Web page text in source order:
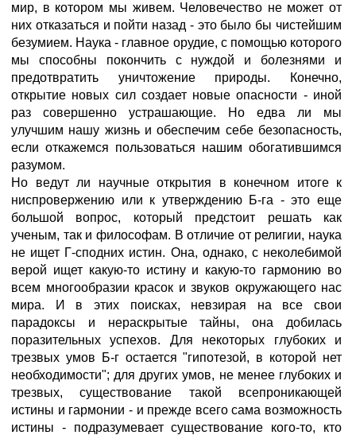
мир, в котором мы живем. Человечество не может от
них отказаться и пойти назад - это было бы чистейшим
безумием. Наука - главное орудие, с помощью которого
мы способны покончить с нуждой и болезнями и
предотвратить уничтожение природы. Конечно,
открытие новых сил создает новые опасности - иной
раз совершенно устрашающие. Но едва ли мы
улучшим нашу жизнь и обеспечим себе безопасность,
если откажемся пользоваться нашим обогатившимся
разумом.
Но ведут ли научные открытия в конечном итоге к
ниспровержению или к утверждению Б-га - это еще
большой вопрос, который предстоит решать как
ученым, так и философам. В отличие от религии, наука
не ищет Г-сподних истин. Она, однако, с неколебимой
верой ищет какую-то истину и какую-то гармонию во
всем многообразии красок и звуков окружающего нас
мира. И в этих поисках, невзирая на все свои
парадоксы и нераскрытые тайны, она добилась
поразительных успехов. Для некоторых глубоких и
трезвых умов Б-г остается "гипотезой, в которой нет
необходимости"; для других умов, не менее глубоких и
трезвых, существование такой всепроникающей
истины и гармонии - и прежде всего сама возможность
истины - подразумевает существование кого-то, кто